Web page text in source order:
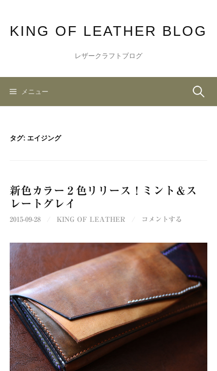
ス
KING OF LEATHER BLOG
レザークラフトブログ
メニュー 検
タグ: エイジング
新色カラー２色リリース！ミント＆ス
レートグレイ
2015-09-28 / KING OF LEATHER / コメントする